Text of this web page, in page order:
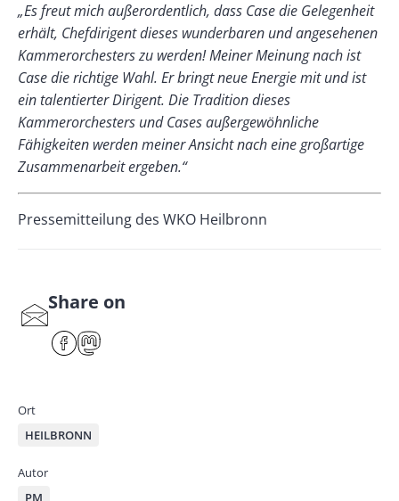
„Es freut mich außerordentlich, dass Case die Gelegenheit
erhält, Chefdirigent dieses wunderbaren und angesehenen
Kammerorchesters zu werden! Meiner Meinung nach ist
Case die richtige Wahl. Er bringt neue Energie mit und ist
ein talentierter Dirigent. Die Tradition dieses
Kammerorchesters und Cases außergewöhnliche
Fähigkeiten werden meiner Ansicht nach eine großartige
Zusammenarbeit ergeben.“
Pressemitteilung des WKO Heilbronn
S
Share on
F
Ort
HEILBRONN
Autor
PM